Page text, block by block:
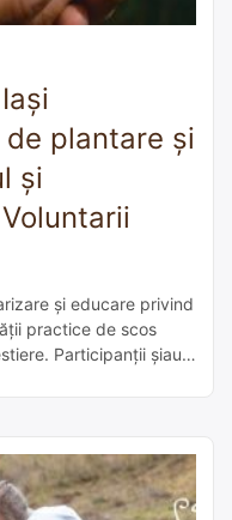
plantare și
și
și educare privind
practice de scos
Participanții șiau